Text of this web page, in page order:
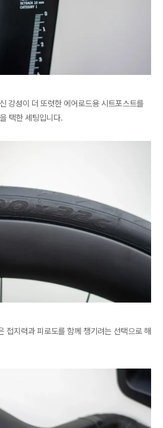
강성이 더 또렷한 에어로드용 시트포스트를
택한 세팅입니다.
지력과 피로도를 함께 챙기려는 선택으로 해